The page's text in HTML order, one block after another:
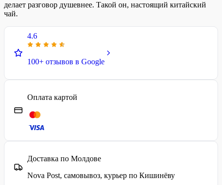
делает разговор душевнее. Такой он, настоящий китайский
чай.
4.6
100+ отзывов в Google
Оплата картой
Доставка по Молдове
Nova Post, самовывоз, курьер по Кишинёву